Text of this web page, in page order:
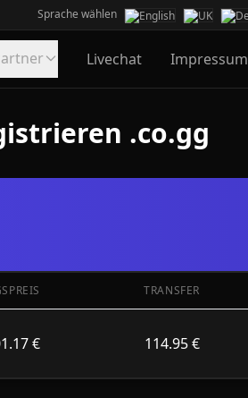
Sprache wählen
Livechat Impressum
.co.gg
TRANSFER
€ 114.95 €